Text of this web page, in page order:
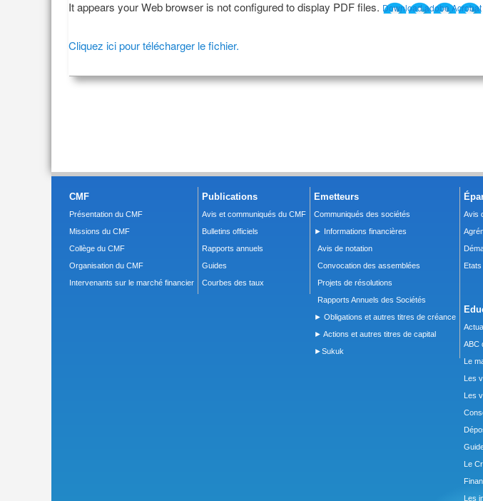
It appears your Web browser is not configured to display PDF files. Download adobe Acrobat
Cliquez ici pour télécharger le fichier.
CMF
Présentation du CMF
Missions du CMF
Collège du CMF
Organisation du CMF
Intervenants sur le marché financier
Publications
Avis et communiqués du CMF
Bulletins officiels
Rapports annuels
Guides
Courbes des taux
Emetteurs
Communiqués des sociétés
► Informations financières
Avis de notation
Convocation des assemblées
Projets de résolutions
Rapports Annuels des Sociétés
► Obligations et autres titres de créance
► Actions et autres titres de capital
►Sukuk
Avis
ABC
Le
Les
Les
Le
Les